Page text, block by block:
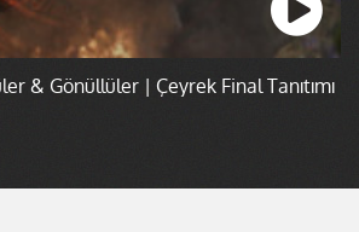
& Gönüllüler | Çeyrek Final Tanıtımı